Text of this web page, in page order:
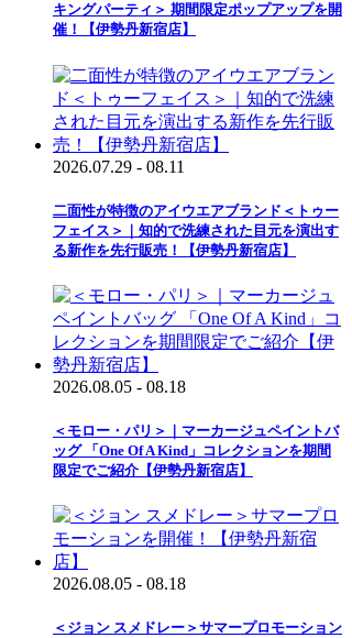
キングパーティ＞ 期間限定ポップアップを開
催！【伊勢丹新宿店】
2026.07.29 - 08.11
二面性が特徴のアイウエアブランド＜トゥー
フェイス＞｜知的で洗練された目元を演出す
る新作を先行販売！【伊勢丹新宿店】
2026.08.05 - 08.18
＜モロー・パリ＞｜マーカージュペイントバ
ッグ 「One Of A Kind」コレクションを期間
限定でご紹介【伊勢丹新宿店】
2026.08.05 - 08.18
＜ジョン スメドレー＞サマープロモーション